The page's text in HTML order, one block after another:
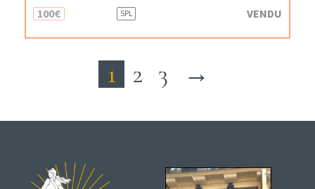
100€ SPL VENDU
1 2 3 →